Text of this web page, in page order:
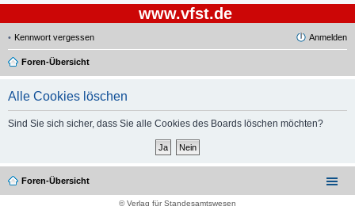
www.vfst.de
Kennwort vergessen Anmelden
Foren-Übersicht
Alle Cookies löschen
Sind Sie sich sicher, dass Sie alle Cookies des Boards löschen möchten?
Foren-Übersicht
© Verlag für Standesamtswesen